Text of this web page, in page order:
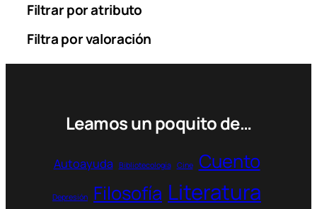
Filtrar por atributo
Filtra por valoración
Leamos un poquito de…
Autoayuda Bibliotecología Cine Cuento
Depresión Filosofía Literatura